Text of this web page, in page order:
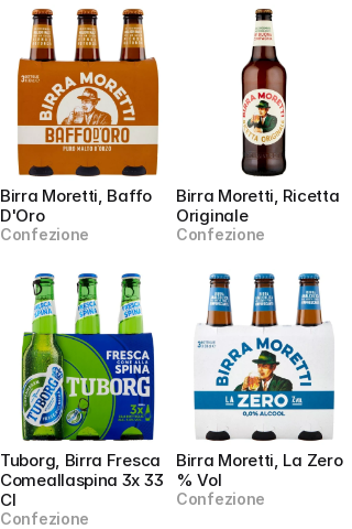
Birra Moretti, Baffo
D'Oro
Confezione
Birra Moretti, Ricetta
Originale
Confezione
Tuborg, Birra Fresca
Comeallaspina 3x 33
Cl
Confezione
Birra Moretti, La Zero
% Vol
Confezione